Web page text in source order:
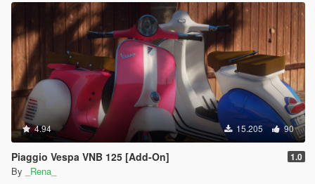
4.94 15.205 90
Piaggio Vespa VNB 125 [Add-On] 1.0
By _Rena_